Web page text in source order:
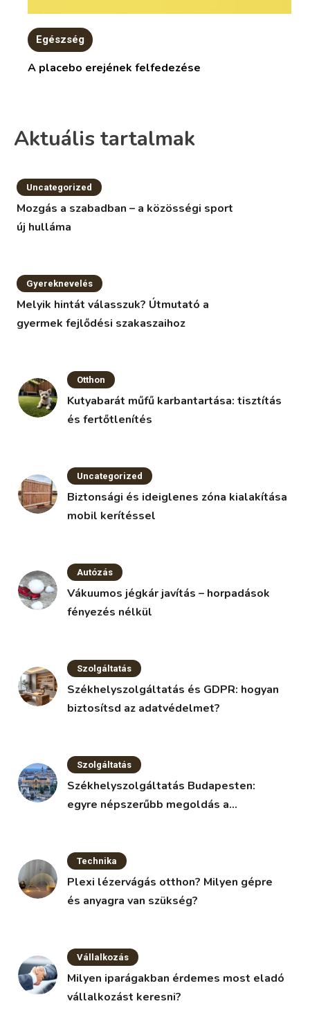
Egészség
A placebo erejének felfedezése
Aktuális tartalmak
Uncategorized
Mozgás a szabadban – a közösségi sport
új hulláma
Gyereknevelés
Melyik hintát válasszuk? Útmutató a
gyermek fejlődési szakaszaihoz
Otthon
Kutyabarát műfű karbantartása: tisztítás
és fertőtlenítés
Uncategorized
Biztonsági és ideiglenes zóna kialakítása
mobil kerítéssel
Autózás
Vákuumos jégkár javítás – horpadások
fényezés nélkül
Szolgáltatás
Székhelyszolgáltatás és GDPR: hogyan
biztosítsd az adatvédelmet?
Szolgáltatás
Székhelyszolgáltatás Budapesten:
egyre népszerűbb megoldás a
Technika
Plexi lézervágás otthon? Milyen gépre
és anyagra van szükség?
Vállalkozás
Milyen iparágakban érdemes most eladó
vállalkozást keresni?